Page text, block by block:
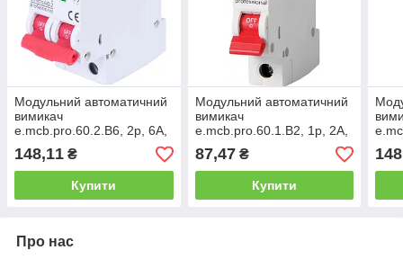
Модульний автоматичний
вимикач
e.mcb.pro.60.2.B6, 2р, 6А,
В, 6кА
148,11 ₴
Купити
Модульний автоматичний
вимикач
e.mcb.pro.60.1.B2, 1р, 2А,
В, 6кА
87,47₴
Купити
Про нас